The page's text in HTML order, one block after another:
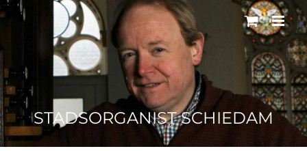
Ga
naar
STADSORGANIST SCHIEDAM